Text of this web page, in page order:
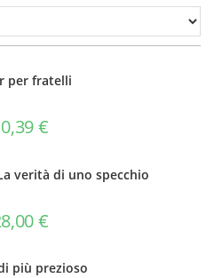
per fratelli
€
verità di uno specchio
€
più prezioso